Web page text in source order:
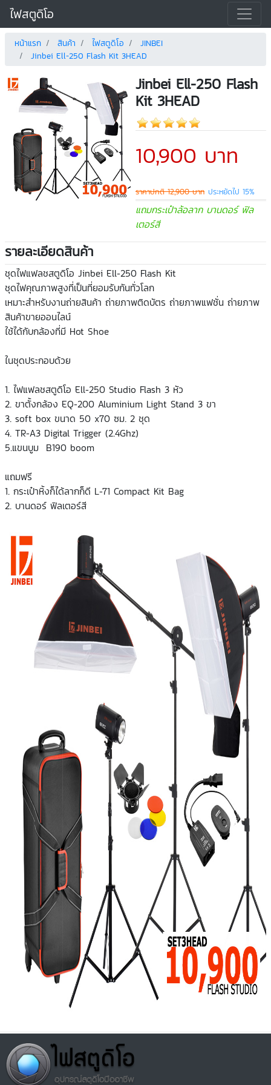
ไฟสตูดิโอ
หน้าแรก สินค้า ไฟสตูดิโอ
JINBEI
Jinbei Ell-250 Flash Kit 3HEAD
Jinbei Ell-250 Flash
Kit 3HEAD
10,900 บาท
ราคาปกติ 12,900 บาท ประหยัดไป 15%
แถมกระเป๋าล้อลาก บานดอร์ ฟิล
เตอร์สี
รายละเอียดสินค้า
ชุดไฟแฟลชสตูดิโอ Jinbei Ell-250 Flash Kit
ชุดไฟคุณภาพสูงที่เป็นที่ยอมรับกันทั่วโลก
เหมาะสำหรับงานถ่ายสินค้า ถ่ายภาพติดบัตร ถ่ายภาพแฟชั่น ถ่ายภาพ
สินค้าขายออนไลน์
ใช้ได้กับกล้องที่มี Hot Shoe
ในชุดประกอบด้วย
1. ไฟแฟลชสตูดิโอ Ell-250 Studio Flash 3 หัว
2. ขาตั้งกล้อง EQ-200 Aluminium Light Stand 3 ขา
3. soft box ขนาด 50 x70 ซม. 2 ชุด
4. TR-A3 Digital Trigger (2.4Ghz)
5.แขนบูม B190 boom
แถมฟรี
1. กระเป๋าหิ้งก็ได้ลากก็ดี L-71 Compact Kit Bag
2. บานดอร์ ฟิลเตอร์สี